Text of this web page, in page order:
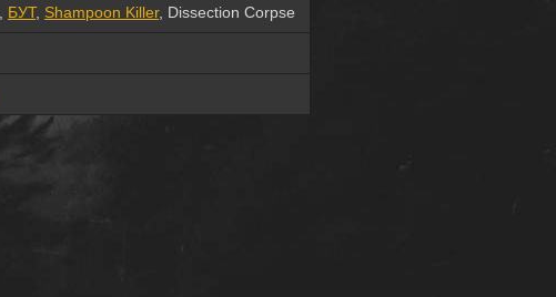
БУТ, Shampoon Killer, Dissection Corpse